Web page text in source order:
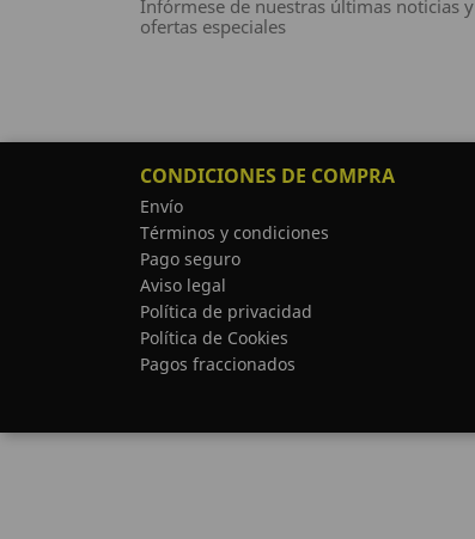
Infórmese de nuestras últimas noticias y
ofertas especiales
CONDICIONES DE COMPRA
Envío
Términos y condiciones
Pago seguro
Aviso legal
Política de privacidad
Política de Cookies
Pagos fraccionados